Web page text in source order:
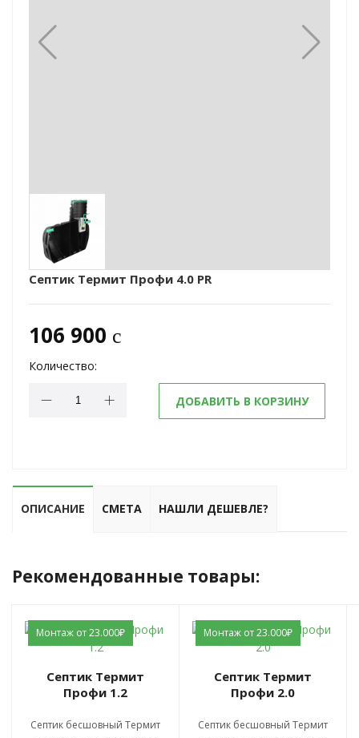
Септик Термит Профи 4.0 PR
106 900 c
Количество:
ДОБАВИТЬ В КОРЗИНУ
ОПИСАНИЕ СМЕТА НАШЛИ ДЕШЕВЛЕ?
Рекомендованные товары:
Монтаж от 23.000₽
Септик Термит
Профи 1.2
Септик бесшовный Термит
Монтаж от 23.000₽
Септик Термит
Профи 2.0
Септик бесшовный Термит